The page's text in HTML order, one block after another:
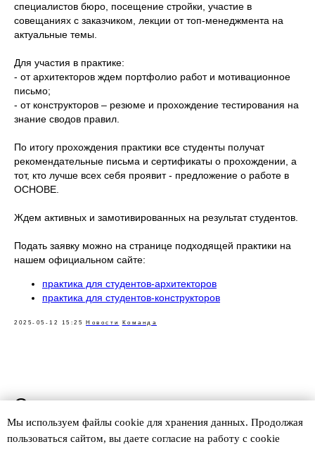
специалистов бюро, посещение стройки, участие в
совещаниях с заказчиком, лекции от топ-менеджмента на
актуальные темы.
Для участия в практике:
- от архитекторов ждем портфолио работ и мотивационное
письмо;
- от конструкторов – резюме и прохождение тестирования на
знание сводов правил.
По итогу прохождения практики все студенты получат
рекомендательные письма и сертификаты о прохождении, а
тот, кто лучше всех себя проявит - предложение о работе в
ОСНОВЕ.
Ждем активных и замотивированных на результат студентов.
Подать заявку можно на странице подходящей практики на
нашем официальном сайте:
практика для студентов-архитекторов
практика для студентов-конструкторов
2025-05-12 15:25 Новости Команда
Смотрите также
Мы используем файлы сookie для хранения данных. Продолжая
пользоваться сайтом, вы даете согласие на работу с cookie